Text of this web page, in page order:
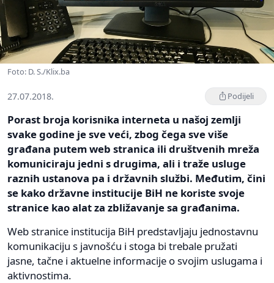
Foto: D. S./Klix.ba
27.07.2018. Podijeli
Porast broja korisnika interneta u našoj zemlji
svake godine je sve veći, zbog čega sve više
građana putem web stranica ili društvenih mreža
komuniciraju jedni s drugima, ali i traže usluge
raznih ustanova pa i državnih službi. Međutim, čini
se kako državne institucije BiH ne koriste svoje
stranice kao alat za zbližavanje sa građanima.
Web stranice institucija BiH predstavljaju jednostavnu
komunikaciju s javnošću i stoga bi trebale pružati
jasne, tačne i aktuelne informacije o svojim uslugama i
aktivnostima.